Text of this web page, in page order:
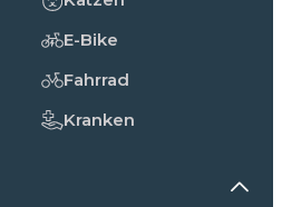
E-Bike
Fahrrad
Kranken